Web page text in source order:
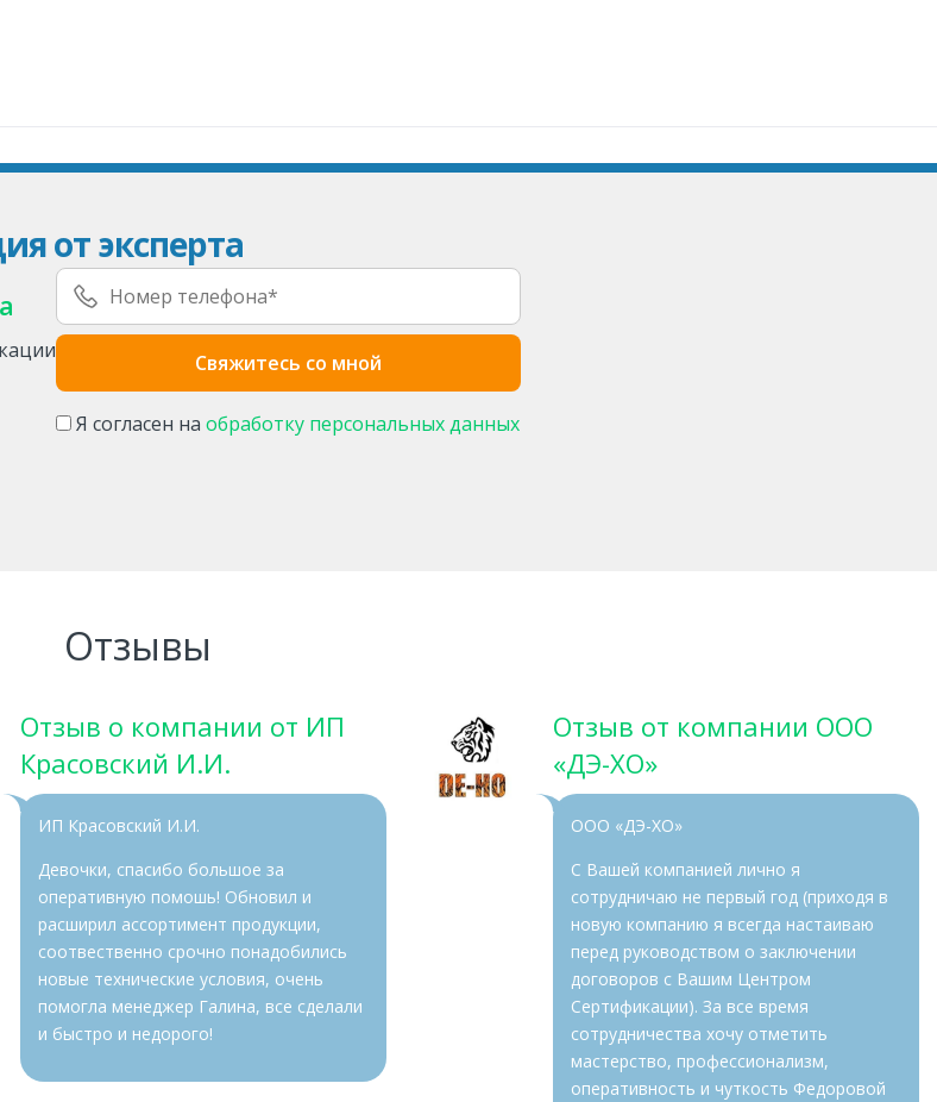
от эксперта
Я согласен на обработку персональных данных
Отзывы
Отзыв о компании от ИП
Красовский И.И.
ИП Красовский И.И.
Девочки, спасибо большое за
оперативную помошь! Обновил и
расширил ассортимент продукции,
соотвественно срочно понадобились
новые технические условия, очень
помогла менеджер Галина, все сделали
и быстро и недорого!
Отзыв от компании ООО
«ДЭ-ХО»
ООО «ДЭ-ХО»
С Вашей компанией лично я
сотрудничаю не первый год (приходя в
новую компанию я всегда настаиваю
перед руководством о заключении
договоров с Вашим Центром
Сертификации). За все время
сотрудничества хочу отметить
мастерство, профессионализм,
оперативность и чуткость Федоровой